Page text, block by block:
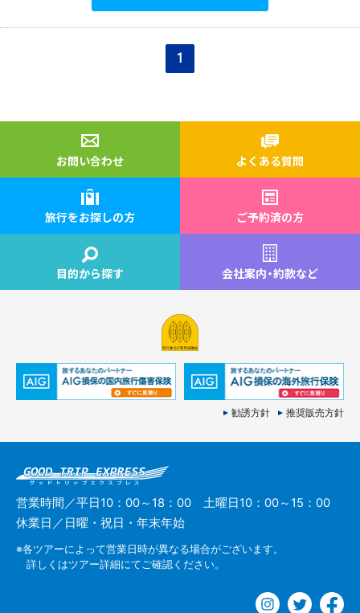
1
お問い合わせ よくある質問
旅行をお探しの方 ご予約済の方
目的から探す 会社案内・約款など
勧誘方針 推奨販売方針
営業時間／平日10：00～18：00 土曜日10：00～15：00
休業日／日曜・祝日・年末年始
※各ツアーによって営業日時が異なる場合がございます。
詳しくはツアー詳細にてご確認ください。